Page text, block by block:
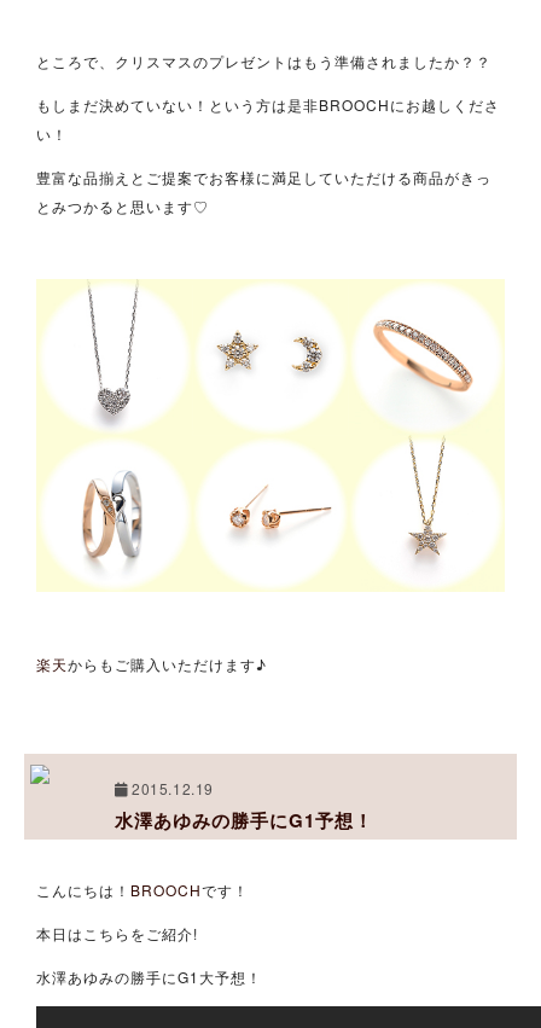
ところで、クリスマスのプレゼントはもう準備されましたか？？
もしまだ決めていない！という方は是非BROOCHにお越しくださ
い！
豊富な品揃えとご提案でお客様に満足していただける商品がきっ
とみつかると思います♡
楽天からもご購入いただけます♪
2015.12.19
水澤あゆみの勝手にG1予想！
こんにちは！ BROOCHです！
本日はこちらをご紹介!
水澤あゆみの勝手にG1大予想！